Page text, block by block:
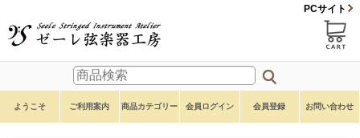
PCサイト
ようこそ ご利用案内 商品カテゴリー 会員ログイン 会員登録 お問い合わせ